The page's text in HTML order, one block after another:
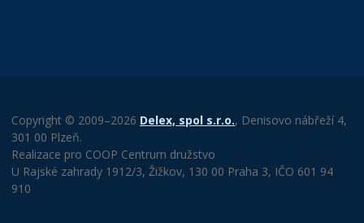
Copyright © 2009–2026 Delex, spol s.r.o., Denisovo nábřeží 4,
301 00 Plzeň.
Realizace pro COOP Centrum družstvo
U Rajské zahrady 1912/3, Žižkov, 130 00 Praha 3, IČO 601 94
910